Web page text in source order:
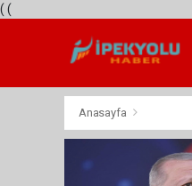
( (
Anasayfa